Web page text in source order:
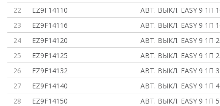
22
EZ9F14110
АВТ. ВЫКЛ. EASY 9 1П
23
EZ9F14116
АВТ. ВЫКЛ. EASY 9 1П
24
EZ9F14120
АВТ. ВЫКЛ. EASY 9 1П
25
EZ9F14125
АВТ. ВЫКЛ. EASY 9 1П
26
EZ9F14132
АВТ. ВЫКЛ. EASY 9 1П
27
EZ9F14140
АВТ. ВЫКЛ. EASY 9 1П
28
EZ9F14150
АВТ. ВЫКЛ. EASY 9 1П